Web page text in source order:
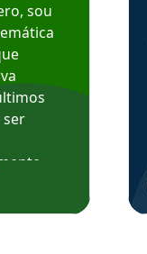
sou
ser